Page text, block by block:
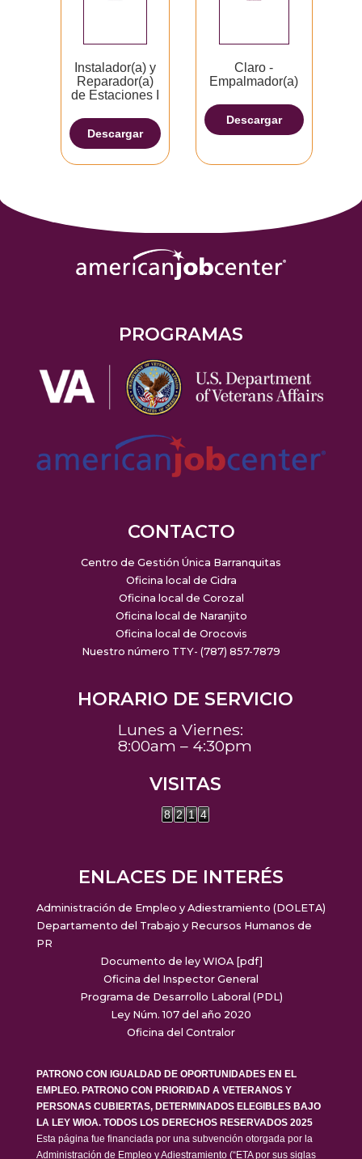
Instalador(a) y
Reparador(a)
de Estaciones I
Descargar
Claro -
Empalmador(a)
Descargar
PROGRAMAS
CONTACTO
Centro de Gestión Única Barranquitas
Oficina local de Cidra
Oficina local de Corozal
Oficina local de Naranjito
Oficina local de Orocovis
Nuestro número TTY- (787) 857-7879
HORARIO DE SERVICIO
Lunes a Viernes:
8:00am – 4:30pm
VISITAS
8 2 1 4
ENLACES DE INTERÉS
Administración de Empleo y Adiestramiento (DOLETA)
Departamento del Trabajo y Recursos Humanos de
PR
Documento de ley WIOA [pdf]
Oficina del Inspector General
Programa de Desarrollo Laboral (PDL)
Ley Núm. 107 del año 2020
Oficina del Contralor
PATRONO CON IGUALDAD DE OPORTUNIDADES EN EL
EMPLEO. PATRONO CON PRIORIDAD A VETERANOS Y
PERSONAS CUBIERTAS, DETERMINADOS ELEGIBLES BAJO
LA LEY WIOA. TODOS LOS DERECHOS RESERVADOS 2025
Esta página fue financiada por una subvención otorgada por la
Administración de Empleo y Adiestramiento (“ETA por sus siglas